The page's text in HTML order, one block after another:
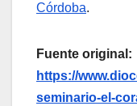
Córdoba.
Fuente original:
https://
seminario-el-